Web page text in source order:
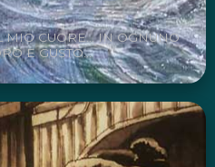
MIO CUORE... IN OGNUNO
E GUSTO...